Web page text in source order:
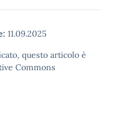
11.09.2025
questo articolo è
Commons